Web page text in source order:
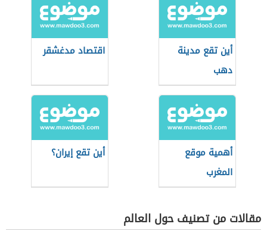
أين تقع مدينة
دهب
اقتصاد مدغشقر
أهمية موقع
المغرب
أين تقع إيران؟
مقالات من تصنيف حول العالم